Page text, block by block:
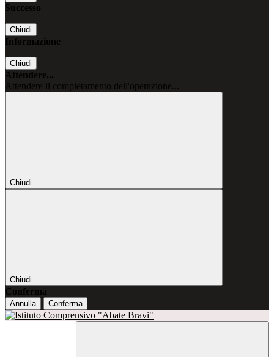
Successo
Chiudi
Informazione
Chiudi
Attendere...
Attendere il completamento dell'operazione...
Chiudi
Chiudi
Conferma
Annulla Conferma